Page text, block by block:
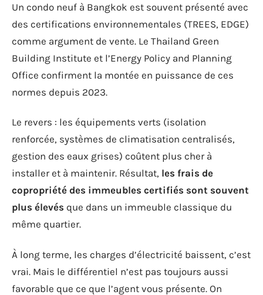
Un condo neuf à Bangkok est souvent présenté avec
des certifications environnementales (TREES, EDGE)
comme argument de vente. Le Thailand Green
Building Institute et l’Energy Policy and Planning
Office confirment la montée en puissance de ces
normes depuis 2023.
Le revers : les équipements verts (isolation
renforcée, systèmes de climatisation centralisés,
gestion des eaux grises) coûtent plus cher à
installer et à maintenir. Résultat, les frais de
copropriété des immeubles certifiés sont souvent
plus élevés que dans un immeuble classique du
même quartier.
À long terme, les charges d’électricité baissent, c’est
vrai. Mais le différentiel n’est pas toujours aussi
favorable que ce que l’agent vous présente. On